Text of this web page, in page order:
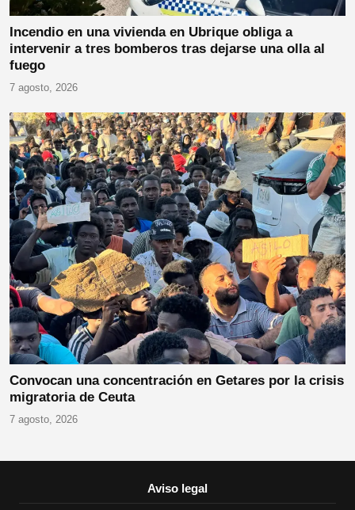
Incendio en una vivienda en Ubrique obliga a
intervenir a tres bomberos tras dejarse una olla al
fuego
7 agosto, 2026
Convocan una concentración en Getares por la crisis
migratoria de Ceuta
7 agosto, 2026
Aviso legal